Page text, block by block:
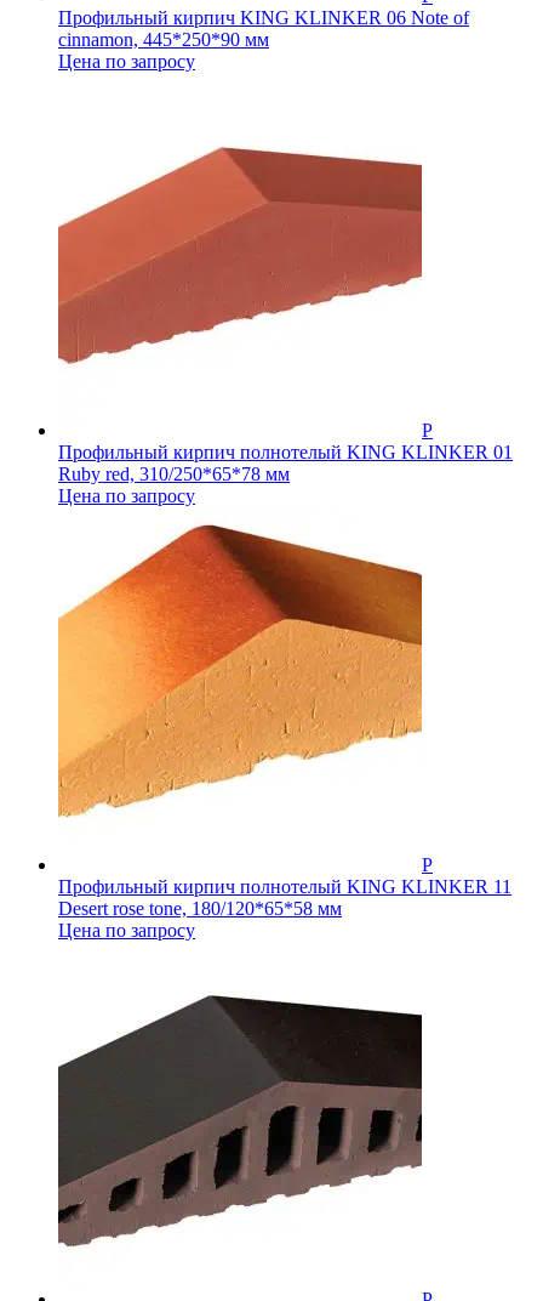
Профильный кирпич KING KLINKER 06 Note of
cinnamon, 445*250*90 мм
Цена по запросу
Профильный кирпич полнотелый KING KLINKER 01
Ruby red, 310/250*65*78 мм
Цена по запросу
Профильный кирпич полнотелый KING KLINKER 11
Desert rose tone, 180/120*65*58 мм
Цена по запросу